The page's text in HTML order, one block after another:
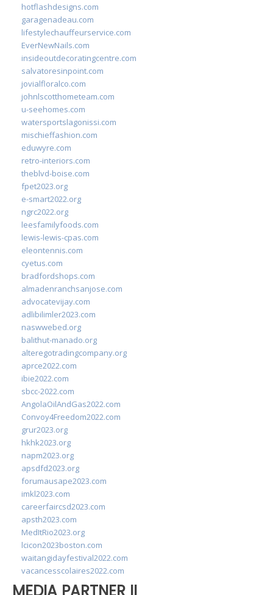
hotflashdesigns.com
garagenadeau.com
lifestylechauffeurservice.com
EverNewNails.com
insideoutdecoratingcentre.com
salvatoresinpoint.com
jovialfloralco.com
johnlscotthometeam.com
u-seehomes.com
watersportslagonissi.com
mischieffashion.com
eduwyre.com
retro-interiors.com
theblvd-boise.com
fpet2023.org
e-smart2022.org
ngrc2022.org
leesfamilyfoods.com
lewis-lewis-cpas.com
eleontennis.com
cyetus.com
bradfordshops.com
almadenranchsanjose.com
advocatevijay.com
adlibilimler2023.com
naswwebed.org
balithut-manado.org
alteregotradingcompany.org
aprce2022.com
ibie2022.com
sbcc-2022.com
AngolaOilAndGas2022.com
Convoy4Freedom2022.com
grur2023.org
hkhk2023.org
napm2023.org
apsdfd2023.org
forumausape2023.com
imkl2023.com
careerfaircsd2023.com
apsth2023.com
MedItRio2023.org
lcicon2023boston.com
waitangidayfestival2022.com
vacancesscolaires2022.com